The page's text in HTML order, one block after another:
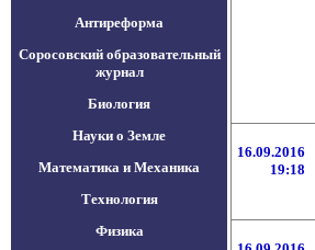
Антиреформа
Соросовский образовательный
журнал
Биология
Науки о Земле
Математика и Механика
Технология
Физика
16.09.2016
19:18